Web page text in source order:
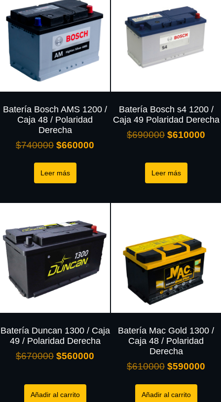
Batería Bosch AMS 1200 /
Caja 48 / Polaridad
Derecha
$740000 $660000
Leer más
Batería Bosch s4 1200 /
Caja 49 Polaridad Derecha
$690000 $610000
Leer más
Batería Duncan 1300 / Caja
49 / Polaridad Derecha
$670000 $560000
Añadir al carrito
Batería Mac Gold 1300 /
Caja 48 / Polaridad
Derecha
$610000 $590000
Añadir al carrito